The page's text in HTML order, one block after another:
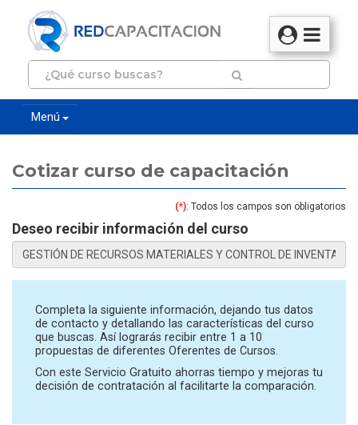
Menú
Cotizar curso de capacitación
(*): Todos los campos son obligatorios
Deseo recibir información del curso
Completa la siguiente información, dejando tus datos
de contacto y detallando las características del curso
que buscas. Así lograrás recibir entre 1 a 10
propuestas de diferentes Oferentes de Cursos.
Con este Servicio Gratuito ahorras tiempo y mejoras tu
decisión de contratación al facilitarte la comparación.